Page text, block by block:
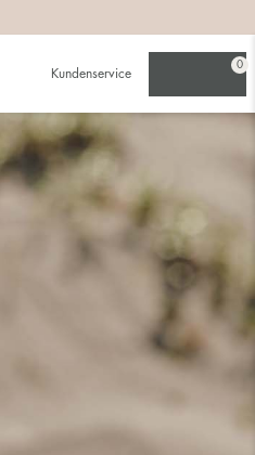
Kundenservice
0